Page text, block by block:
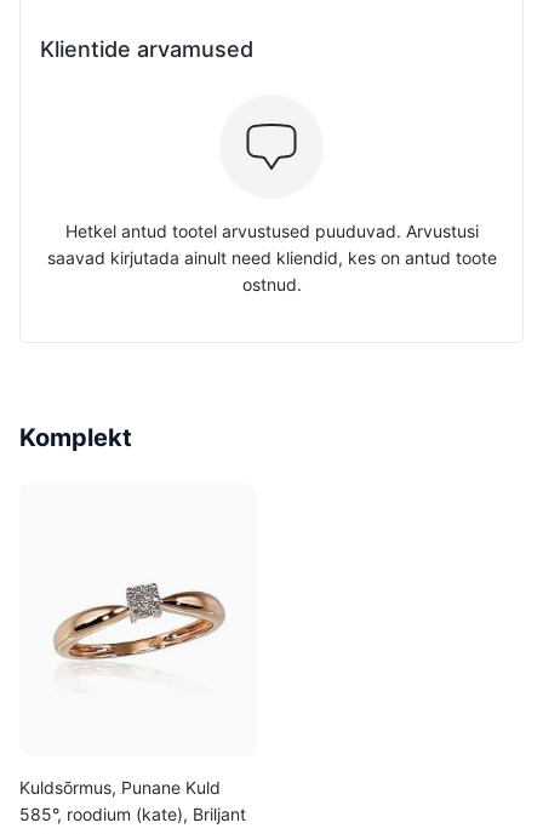
Klientide arvamused
Hetkel antud tootel arvustused puuduvad. Arvustusi
saavad kirjutada ainult need kliendid, kes on antud toote
ostnud.
Komplekt
Kuldsõrmus, Punane Kuld
585°, roodium (kate), Briljant